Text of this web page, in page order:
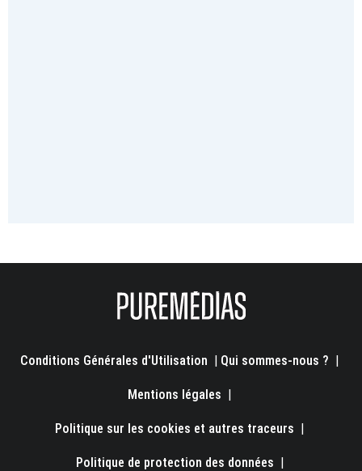
Conditions Générales d'Utilisation | Qui sommes-nous ? |
Mentions légales |
Politique sur les cookies et autres traceurs |
Politique de protection des données |